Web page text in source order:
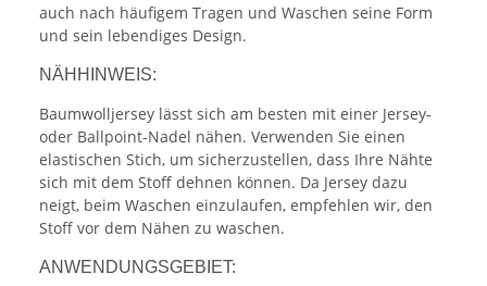
auch nach häufigem Tragen und Waschen seine Form
und sein lebendiges Design.
NÄHHINWEIS:
Baumwolljersey lässt sich am besten mit einer Jersey-
oder Ballpoint-Nadel nähen. Verwenden Sie einen
elastischen Stich, um sicherzustellen, dass Ihre Nähte
sich mit dem Stoff dehnen können. Da Jersey dazu
neigt, beim Waschen einzulaufen, empfehlen wir, den
Stoff vor dem Nähen zu waschen.
ANWENDUNGSGEBIET: